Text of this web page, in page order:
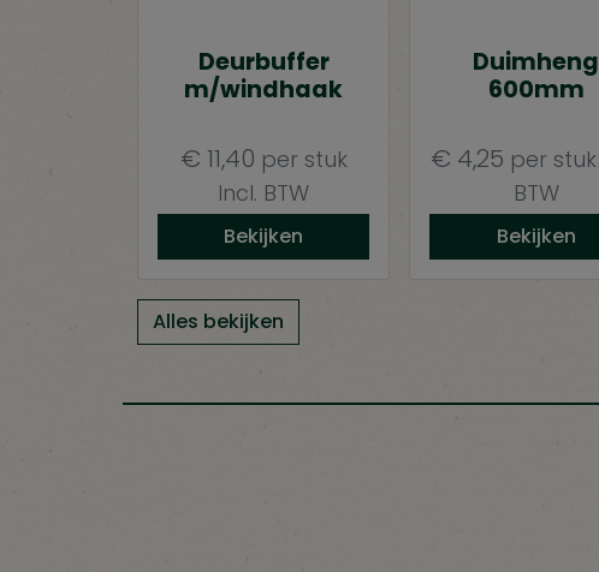
Deurbuffer
m/windhaak
€ 11,40 per stuk
Incl. BTW
Bekijken
Duimheng
600mm
€ 4,25 per stuk
BTW
Bekijken
Alles bekijken